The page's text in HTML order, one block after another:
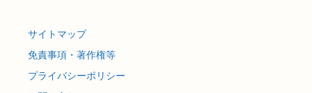
サイトマップ
免責事項・著作権等
プライバシーポリシー